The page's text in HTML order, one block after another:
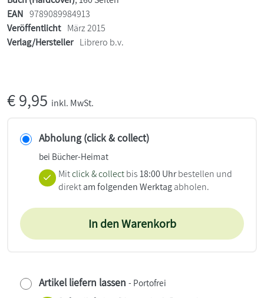
EAN 9789089984913
Veröffentlicht März 2015
Verlag/Hersteller Librero b.v.
€9,95 inkl. MwSt.
Abholung (click & collect)
bei Bücher-Heimat
Mitclick & collect bis18:00 Uhrbestellen und
direktam folgenden Werktagabholen.
In den Warenkorb
Artikel liefern lassen - Portofrei